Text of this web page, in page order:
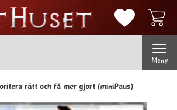
Mina
Meny
rätt och få mer gjort (miniPaus)